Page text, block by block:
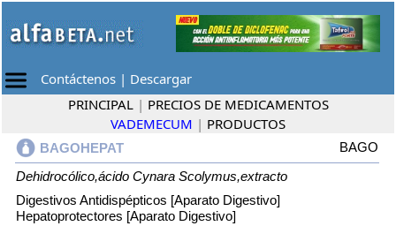
Contáctenos | Descargar
PRINCIPAL | PRECIOS DE MEDICAMENTOS
VADEMECUM | PRODUCTOS
BAGOHEPAT
BAGO
Dehidrocólico,ácido Cynara Scolymus,extracto
Digestivos Antidispépticos [Aparato Digestivo]
Hepatoprotectores [Aparato Digestivo]